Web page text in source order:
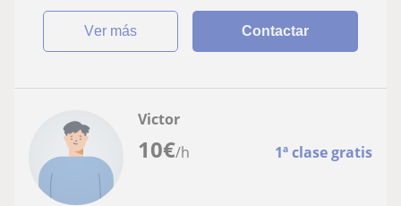
ver más Contactar
10€/h 1ª clase gratis
Victor